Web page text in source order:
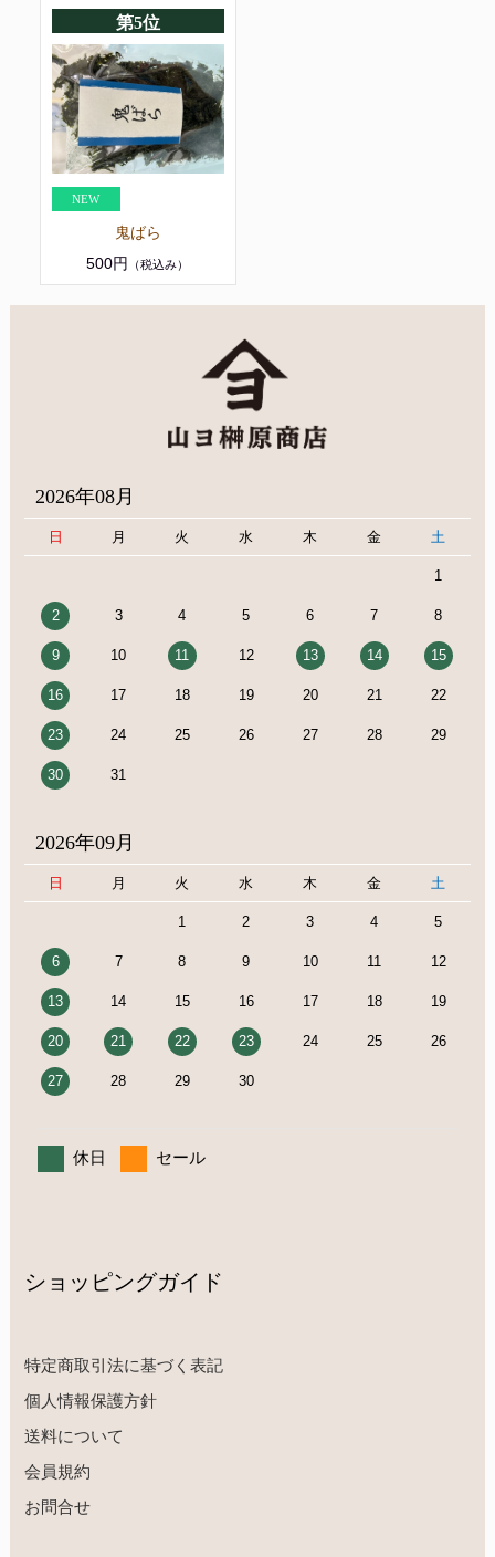
第5位
鬼ばら
500円
（税込み）
2026年08月
日 月 火 水 木 金 土
1
2 3 4 5 6 7 8
9 10 11 12 13 14 15
16 17 18 19 20 21 22
23 24 25 26 27 28 29
30 31
2026年09月
日 月 火 水 木 金 土
1 2 3 4 5
6 7 8 9 10 11 12
13 14 15 16 17 18 19
20 21 22 23 24 25 26
27 28 29 30
休日 セール
ショッピングガイド
特定商取引法に基づく表記
個人情報保護方針
送料について
会員規約
お問合せ